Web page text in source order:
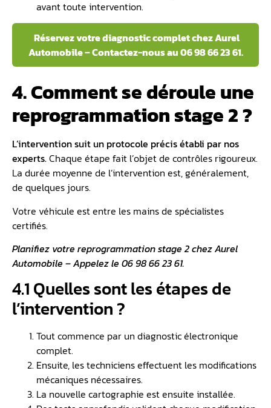
avant toute intervention.
Réservez votre diagnostic complet chez Aurel
Automobile – Contactez-nous au 06 98 66 23 61.
4. Comment se déroule une
reprogrammation stage 2 ?
L’intervention suit un protocole précis établi par nos
experts.Chaque étape fait l’objet de contrôles rigoureux.
La durée moyenne de l’intervention est, généralement,
de quelques jours.
Votre véhicule est entre les mains de spécialistes
certifiés.
Planifiez votre reprogrammation stage 2 chez Aurel
Automobile – Appelez le 06 98 66 23 61.
4.1 Quelles sont les étapes de
l’intervention ?
Tout commence par un diagnostic électronique
complet.
Ensuite, les techniciens effectuent les modifications
mécaniques nécessaires.
La nouvelle cartographie est ensuite installée.